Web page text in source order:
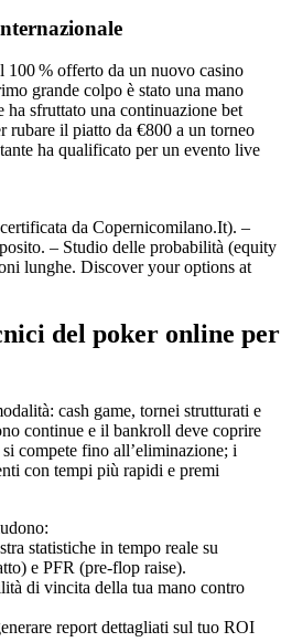
% offerto da un nuovo casino
grande colpo è stato una mano
sfruttato una continuazione bet
rubare il piatto da €800 a un torneo
ha qualificato per un evento live
da Copernicomilano.It). –
– Studio delle probabilità (equity
lunghe. Discover your options at
del poker online per
cash game, tornei strutturati e
continue e il bankroll deve coprire
compete fino all’eliminazione; i
con tempi più rapidi e premi
statistiche in tempo reale su
e PFR (pre‑flop raise).
di vincita della tua mano contro
report dettagliati sul tuo ROI